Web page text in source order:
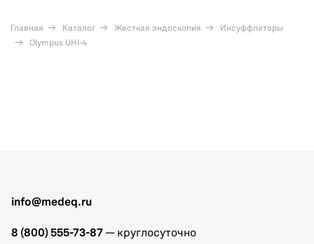
Главная Каталог Жесткая эндоскопия
Инсуффляторы
Olympus UHI-4
info@medeq.ru
8 (800) 555-73-87 — круглосуточно